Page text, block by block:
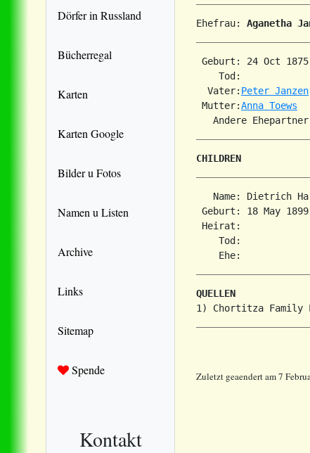
Dörfer in Russland
Bücherregal
Karten
Karten Google
Bilder u Fotos
Namen u Listen
Archive
Links
Sitemap
Spende
Kontakt
Ehefrau: Aganetha
Geburt: 24 Oct
Tod:
  Vater:
Peter Janzen
Mutter:Anna Toews
Andere
CHILDREN
Name: Dietrich
Geburt: 18 May
Heirat:
Tod:
QUELLEN
Zuletzt geaendert am 7